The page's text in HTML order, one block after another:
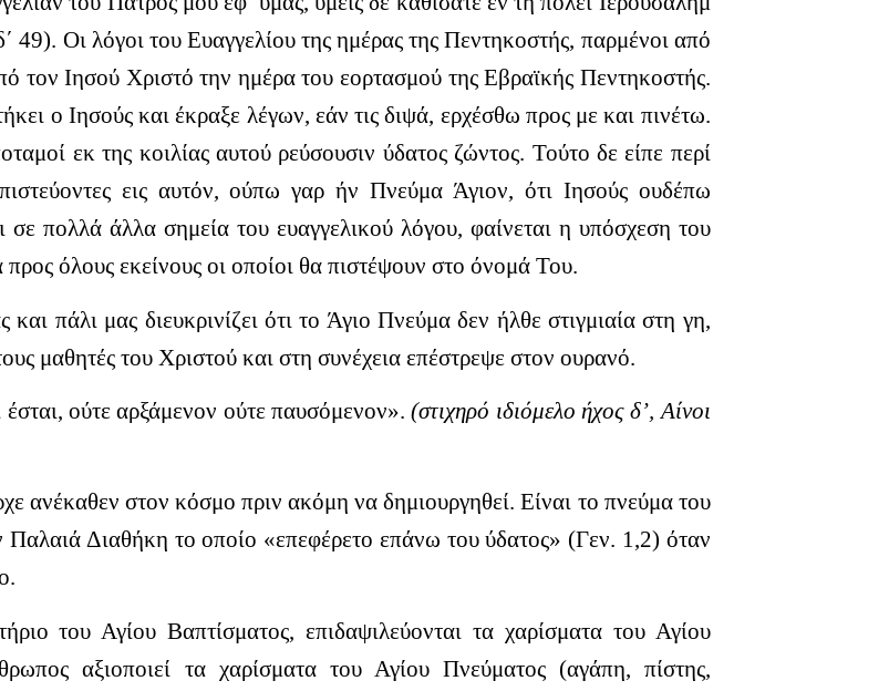
49). Οι λόγοι του Ευαγγελίου της ημέρας της Πεντηκοστής, παρμένοι από
τον Ιησού Χριστό την ημέρα του εορτασμού της Εβραϊκής Πεντηκοστής.
ο Ιησούς και έκραξε λέγων, εάν τις διψά, ερχέσθω προς με και πινέτω.
εκ της κοιλίας αυτού ρεύσουσιν ύδατος ζώντος. Τούτο δε είπε περί
εις αυτόν, ούπω γαρ ήν Πνεύμα Άγιον, ότι Ιησούς ουδέπω
πολλά άλλα σημεία του ευαγγελικού λόγου, φαίνεται η υπόσχεση του
όλους εκείνους οι οποίοι θα πιστέψουν στο όνομά Του.
πάλι μας διευκρινίζει ότι το Άγιο Πνεύμα δεν ήλθε στιγμιαία στη γη,
μαθητές του Χριστού και στη συνέχεια επέστρεψε στον ουρανό.
ούτε αρξάμενον ούτε παυσόμενον». (στιχηρό ιδιόμελο ήχος δ’, Αίνοι
ανέκαθεν στον κόσμο πριν ακόμη να δημιουργηθεί. Είναι το πνεύμα του
Παλαιά Διαθήκη το οποίο «επεφέρετο επάνω του ύδατος» (Γεν. 1,2) όταν
του Αγίου Βαπτίσματος, επιδαψιλεύονται τα χαρίσματα του Αγίου
αξιοποιεί τα χαρίσματα του Αγίου Πνεύματος (αγάπη, πίστης,